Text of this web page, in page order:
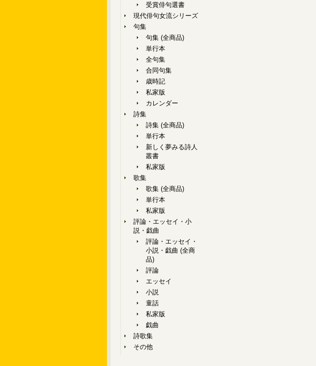
受賞俳句選書
現代俳句女流シリーズ
句集
句集 (全商品)
単行本
全句集
合同句集
歳時記
私家版
カレンダー
詩集
詩集 (全商品)
単行本
新しく夢みる詩人
叢書
私家版
歌集
歌集 (全商品)
単行本
私家版
評論・エッセイ・小
説・戯曲
評論・エッセイ・
小説・戯曲 (全商
品)
評論
エッセイ
小説
童話
私家版
戯曲
詩歌集
その他